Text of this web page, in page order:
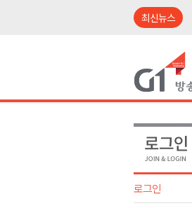
최신뉴스
로그인